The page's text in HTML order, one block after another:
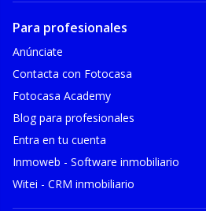
Para profesionales
Anúnciate
Contacta con Fotocasa
Fotocasa Academy
Blog para profesionales
Entra en tu cuenta
Inmoweb - Software inmobiliario
Witei - CRM inmobiliario